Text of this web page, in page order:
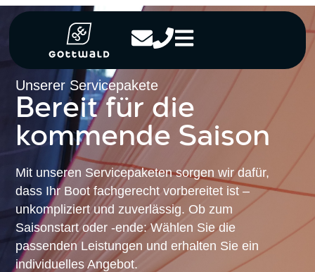
Unserer Servicepakete
Bereit für die
kommende Saison
Mit unseren Servicepaketen sorgen wir dafür,
dass Ihr Boot fachgerecht vorbereitet ist –
unkompliziert und zuverlässig. Ob zum
Saisonstart oder -ende: Wählen Sie die
passenden Leistungen und erhalten Sie ein
individuelles Angebot.